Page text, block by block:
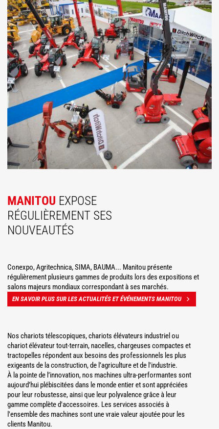
MANITOU EXPOSE
RÉGULIÈREMENT SES
NOUVEAUTÉS
Conexpo, Agritechnica, SIMA, BAUMA... Manitou présente
régulièrement plusieurs gammes de produits lors des expositions et
salons majeurs mondiaux correspondant à ses marchés.
EN SAVOIR PLUS SUR LES ACTUALITÉS ET ÉVÉNEMENTS MANITOU
Nos chariots télescopiques, chariots élévateurs industriel ou
chariot élévateur tout-terrain, nacelles, chargeuses compactes et
tractopelles répondent aux besoins des professionnels les plus
exigeants de la construction, de l’agriculture et de l'industrie.
À la pointe de l’innovation, nos machines ultra-performantes sont
aujourd’hui plébiscitées dans le monde entier et sont appréciées
pour leur robustesse, ainsi que leur polyvalence grâce à leur
gamme complète d'accessoires. Les services associés à
l'ensemble des machines sont une vraie valeur ajoutée pour les
clients Manitou.